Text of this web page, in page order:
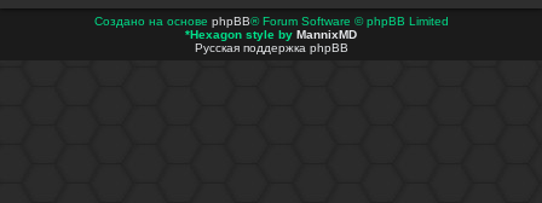
Создано на основе phpBB® Forum Software © phpBB Limited
*Hexagon style by MannixMD
Русская поддержка phpBB